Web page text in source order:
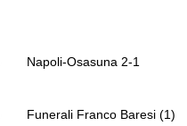
Napoli-Osasuna 2-1
Funerali Franco Baresi (1)